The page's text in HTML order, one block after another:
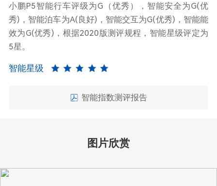
小鹏P5智能行车评级为G（优秀），智能安全为G(优
秀)，智能泊车为A(良好)，智能交互为G(优秀)，智能能
效为G(优秀)，根据2020版测评规程，智能星级评定为
5星。
智能星级
智能指数测评报告
图片欣赏